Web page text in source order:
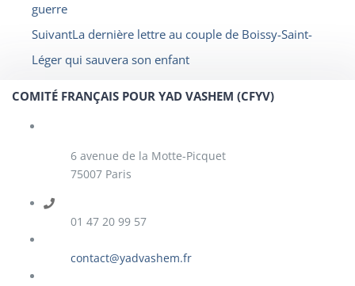
guerre
SuivantLa dernière lettre au couple de Boissy-Saint-
Léger qui sauvera son enfant
COMITÉ FRANÇAIS POUR YAD VASHEM (CFYV)
6 avenue de la Motte-Picquet
75007 Paris
01 47 20 99 57
contact@yadvashem.fr